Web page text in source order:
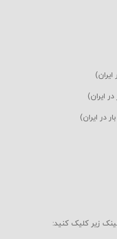
ایران)
در ایران)
زیر کلیک کنید: